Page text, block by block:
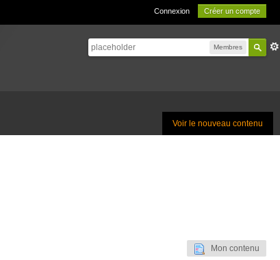
Connexion Créer un compte
Membres
Voir le nouveau contenu
Mon contenu